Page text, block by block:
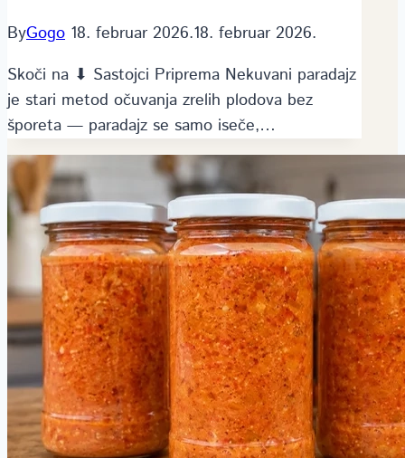
ByGogo 18. februar 2026.18. februar 2026.
Skoči na ⬇ Sastojci Priprema Nekuvani paradajz
je stari metod očuvanja zrelih plodova bez
šporeta — paradajz se samo iseče,…